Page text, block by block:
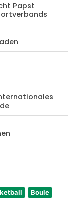
Papst
Boule